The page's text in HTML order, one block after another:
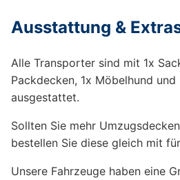
Ausstattung &
Alle Transporter sind mit 1x
Packdecken, 1x Möbelhund
ausgestattet.
Sollten Sie mehr
bestellen Sie diese gleich mit
Unsere Fahrzeuge haben eine